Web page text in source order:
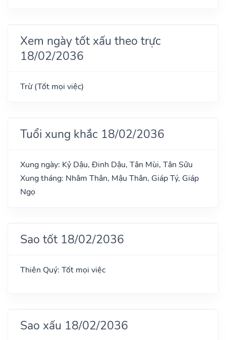
Xem ngày tốt xấu theo trực
18/02/2036
Trừ (Tốt mọi việc)
Tuổi xung khắc 18/02/2036
Xung ngày: Kỷ Dậu, Đinh Dậu, Tân Mùi, Tân Sửu
Xung tháng: Nhâm Thân, Mậu Thân, Giáp Tý, Giáp
Ngọ
Sao tốt 18/02/2036
Thiên Quý: Tốt mọi việc
Sao xấu 18/02/2036